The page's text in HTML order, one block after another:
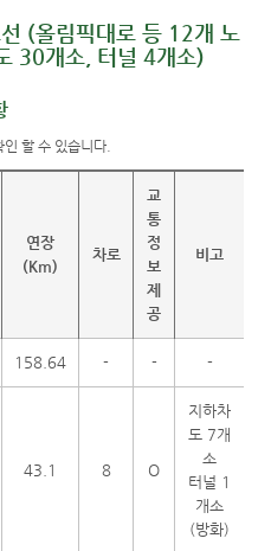
(올림픽대로 등 12개 노
30개소, 터널 4개소)
할 수 있습니다.
연장
(Km)
차로
교
통
정
보
제
공
비고
158.64 - - -
43.1 8 O
지하차
도 7개
소
터널 1
개소
(방화)